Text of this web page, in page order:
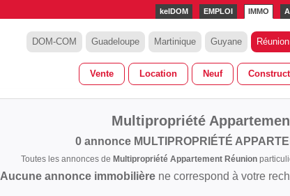
kelDOM EMPLOI IMMO
DOM-COM Guadeloupe Martinique Guyane Réunion
Vente Location Neuf
Multipropriété
0 annonce MULTIPROPRIÉTÉ
Toutes les annonces de Multipropriété Appartement Réunion
Aucune annonce immobilièrene correspond à votre